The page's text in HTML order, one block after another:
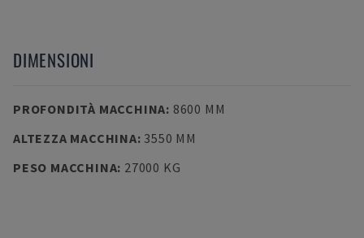
DIMENSIONI
PROFONDITÀ MACCHINA: 8600 MM
ALTEZZA MACCHINA: 3550 MM
PESO MACCHINA: 27000 KG